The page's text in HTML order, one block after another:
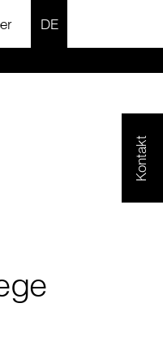
SPRACHE
Kontakt